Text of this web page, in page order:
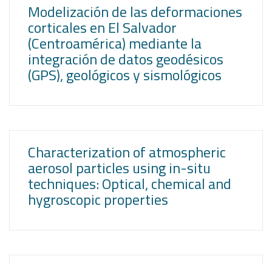
Modelización de las deformaciones
corticales en El Salvador
(Centroamérica) mediante la
integración de datos geodésicos
(GPS), geológicos y sismológicos
Characterization of atmospheric
aerosol particles using in-situ
techniques: Optical, chemical and
hygroscopic properties